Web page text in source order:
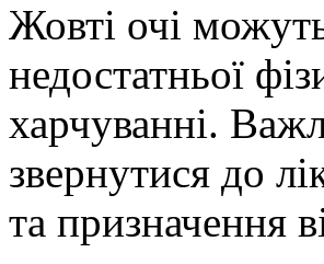
Жовті очі
недостатньої
харчуванні.
звернутися до
та призначення